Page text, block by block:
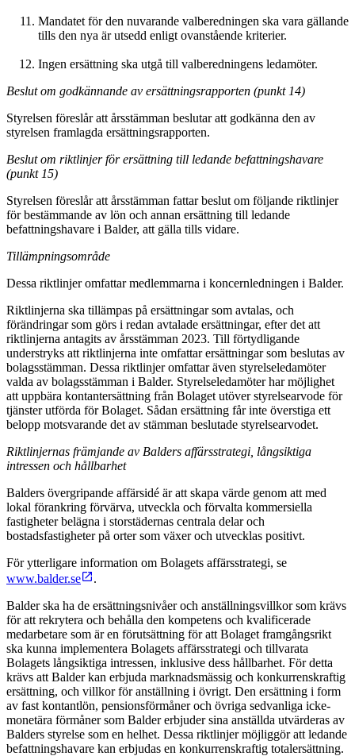
Mandatet för den nuvarande valberedningen ska vara gällande
tills den nya är utsedd enligt ovanstående kriterier.
Ingen ersättning ska utgå till valberedningens ledamöter.
Beslut om godkännande av ersättningsrapporten (punkt 14)
Styrelsen föreslår att årsstämman beslutar att godkänna den av
styrelsen framlagda ersättningsrapporten.
Beslut om riktlinjer för ersättning till ledande befattningshavare
(punkt 15)
Styrelsen föreslår att årsstämman fattar beslut om följande riktlinjer
för bestämmande av lön och annan ersättning till ledande
befattningshavare i Balder, att gälla tills vidare.
Tillämpningsområde
Dessa riktlinjer omfattar medlemmarna i koncernledningen i Balder.
Riktlinjerna ska tillämpas på ersättningar som avtalas, och
förändringar som görs i redan avtalade ersättningar, efter det att
riktlinjerna antagits av årsstämman 2023. Till förtydligande
understryks att riktlinjerna inte omfattar ersättningar som beslutas av
bolagsstämman. Dessa riktlinjer omfattar även styrelseledamöter
valda av bolagsstämman i Balder. Styrelseledamöter har möjlighet
att uppbära kontantersättning från Bolaget utöver styrelsearvode för
tjänster utförda för Bolaget. Sådan ersättning får inte överstiga ett
belopp motsvarande det av stämman beslutade styrelsearvodet.
Riktlinjernas främjande av Balders affärsstrategi, långsiktiga
intressen och hållbarhet
Balders övergripande affärsidé är att skapa värde genom att med
lokal förankring förvärva, utveckla och förvalta kommersiella
fastigheter belägna i storstädernas centrala delar och
bostadsfastigheter på orter som växer och utvecklas positivt.
För ytterligare information om Bolagets affärsstrategi, se
www.balder.se
.
Balder ska ha de ersättningsnivåer och anställningsvillkor som krävs
för att rekrytera och behålla den kompetens och kvalificerade
medarbetare som är en förutsättning för att Bolaget framgångsrikt
ska kunna implementera Bolagets affärsstrategi och tillvarata
Bolagets långsiktiga intressen, inklusive dess hållbarhet. För detta
krävs att Balder kan erbjuda marknadsmässig och konkurrenskraftig
ersättning, och villkor för anställning i övrigt. Den ersättning i form
av fast kontantlön, pensionsförmåner och övriga sedvanliga icke-
monetära förmåner som Balder erbjuder sina anställda utvärderas av
Balders styrelse som en helhet. Dessa riktlinjer möjliggör att ledande
befattningshavare kan erbjudas en konkurrenskraftig totalersättning.